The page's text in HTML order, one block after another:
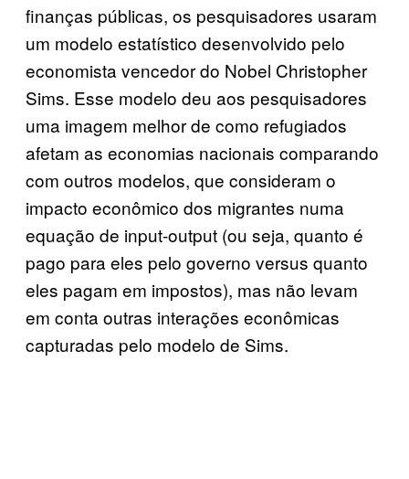
finanças públicas, os pesquisadores usaram
um modelo estatístico desenvolvido pelo
economista vencedor do Nobel Christopher
Sims. Esse modelo deu aos pesquisadores
uma imagem melhor de como refugiados
afetam as economias nacionais comparando
com outros modelos, que consideram o
impacto econômico dos migrantes numa
equação de input-output (ou seja, quanto é
pago para eles pelo governo versus quanto
eles pagam em impostos), mas não levam
em conta outras interações econômicas
capturadas pelo modelo de Sims.